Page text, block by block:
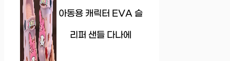
아동용 캐릭터 EVA 슬
리퍼 샌들 다나에